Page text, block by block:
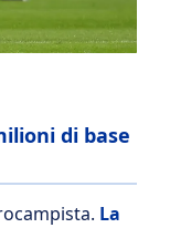
di base
La